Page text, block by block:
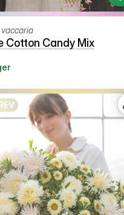
Cotton Candy Mix